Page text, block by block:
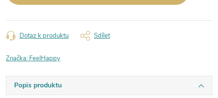
Dotaz k produktu Sdílet
Značka: FeelHappy
Popis produktu